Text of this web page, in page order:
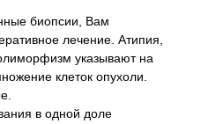
биопсии, Вам
лечение. Атипия,
указывают на
клеток опухоли.
в одной доле